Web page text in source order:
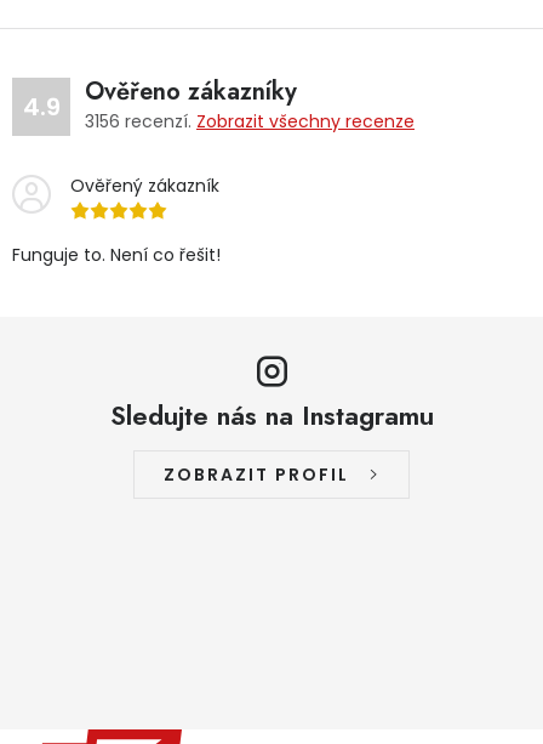
4.9 Ověřeno zákazníky
3156 recenzí. Zobrazit všechny recenze
Ověřený zákazník
Funguje to. Není co řešit!
Sledujte nás na Instagramu
ZOBRAZIT PROFIL